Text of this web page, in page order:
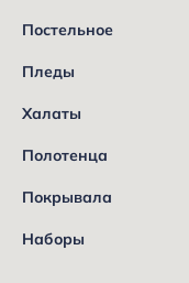
Постельное
Пледы
Халаты
Полотенца
Покрывала
Наборы